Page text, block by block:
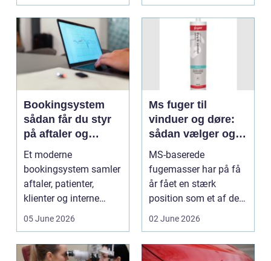
Bookingsystem
sådan får du styr
på aftaler og
arbejdsgange
Et moderne
bookingsystem samler
aftaler, patienter,
klienter og interne
arbejdsgange ét sted. I
05 June 2026
Ms fuger til
vinduer og døre:
sådan vælger og
bruger du dem
rigtigt
MS-baserede
fugemasser har på få
år fået en stærk
position som et af de
mest alsidige valg til
02 June 2026